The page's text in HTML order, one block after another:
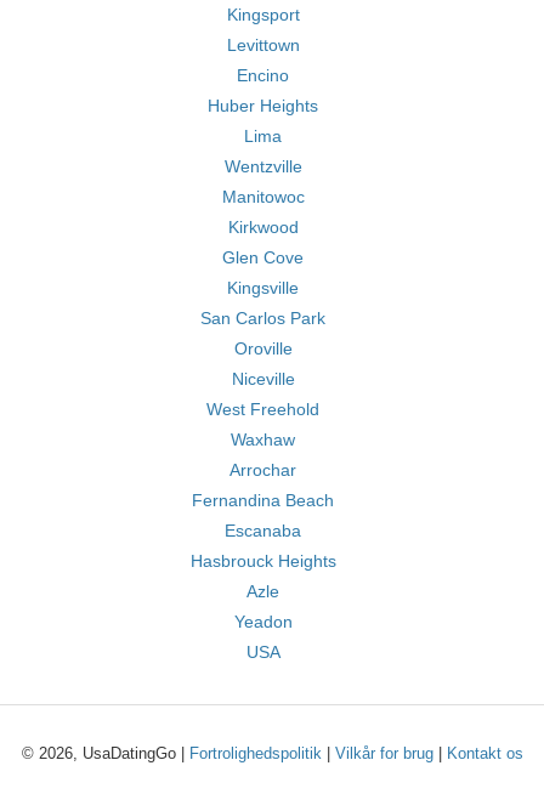
Kingsport
Levittown
Encino
Huber Heights
Lima
Wentzville
Manitowoc
Kirkwood
Glen Cove
Kingsville
San Carlos Park
Oroville
Niceville
West Freehold
Waxhaw
Arrochar
Fernandina Beach
Escanaba
Hasbrouck Heights
Azle
Yeadon
USA
© 2026, UsaDatingGo | Fortrolighedspolitik| Vilkår for brug| Kontakt os